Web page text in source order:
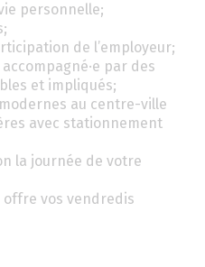
personnelle;
de l’employeur;
par des
et impliqués;
au centre-ville
avec stationnement
la journée de votre
offre vos vendredis